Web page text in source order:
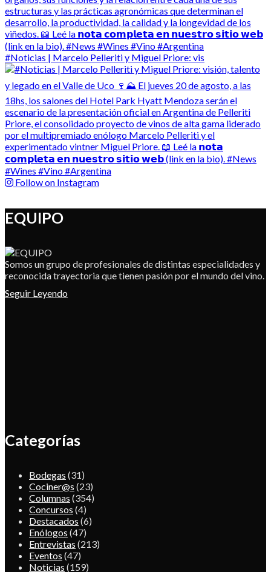
#Noticias | Marcelo Pelleriti y Miguel Priore: vis
Follow on Instagram
EQUIPO
Somos un grupo de profesionales de distintas especialidades y
reconocida trayectoria que tienen pasión por el mundo del vino.
Seguir Leyendo
Categorías
Bodegas (31)
Cociner@s (23)
Columnas (354)
Concursos (4)
Destacados (6)
Enólogos (47)
Entrevistas (213)
Eventos (47)
Noticias (159)